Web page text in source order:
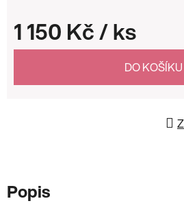
1 150 Kč/ ks
Měrná cena:
DO KOŠÍKU
Popis